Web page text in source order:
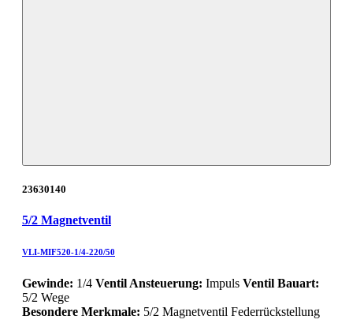
23630140
5/2 Magnetventil
VLI-MIF520-1/4-220/50
Gewinde: 1/4 Ventil Ansteuerung: Impuls Ventil Bauart:
5/2 Wege
Besondere Merkmale: 5/2 Magnetventil Federrückstellung